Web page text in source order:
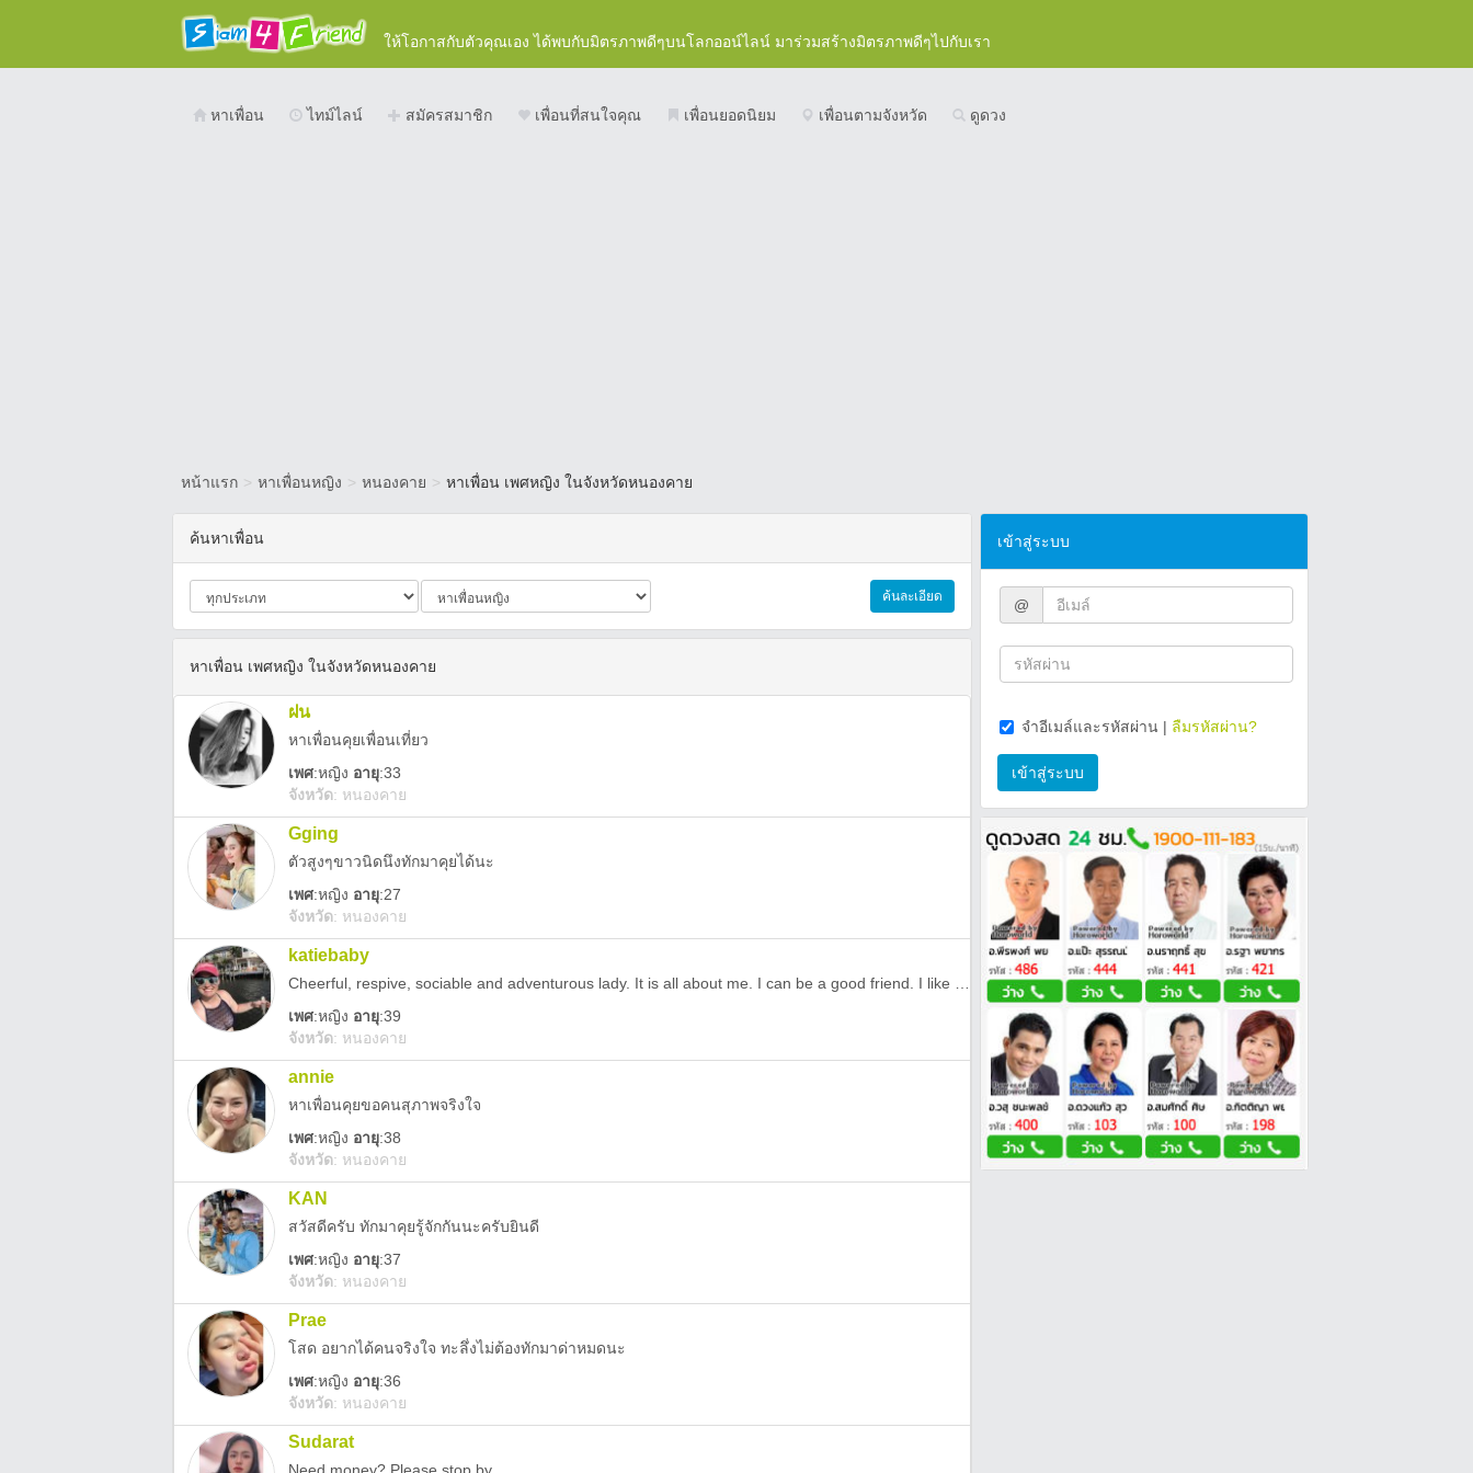
ให้โอกาสกับตัวคุณเอง ได้พบกับมิตรภาพดีๆบนโลกออน์ไลน์ มาร่วมสร้างมิตรภาพดีๆไปกับเรา
หาเพื่อน ไทม์ไลน์ สมัครสมาชิก เพื่อนที่สนใจคุณ เพื่อนยอดนิยม เพื่อนตามจังหวัด ดูดวง
หน้าแรก > หาเพื่อนหญิง > หนองคาย > หาเพื่อน เพศหญิง ในจังหวัดหนองคาย
ค้นหาเพื่อน
ค้นละเอียด
หาเพื่อน เพศหญิง ในจังหวัดหนองคาย
ฝน
หาเพื่อนคุยเพื่อนเที่ยว
เพศ:หญิง อายุ:33
จังหวัด: หนองคาย
Gging
ตัวสูงๆขาวนิดนึงทักมาคุยได้นะ
เพศ:หญิง อายุ:27
จังหวัด: หนองคาย
katiebaby
เพศ:หญิง อายุ:39
จังหวัด: หนองคาย
annie
หาเพื่อนคุยขอคนสุภาพจริงใจ
เพศ:หญิง อายุ:38
จังหวัด: หนองคาย
KAN
สวัสดีครับ ทักมาคุยรู้จักกันนะครับยินดี
เพศ:หญิง อายุ:37
จังหวัด: หนองคาย
Prae
โสด อยากได้คนจริงใจ ทะลึ่งไม่ต้องทักมาด่าหมดนะ
เพศ:หญิง อายุ:36
จังหวัด: หนองคาย
Sudarat
เข้าสู่ระบบ
@
จำอีเมล์และรหัสผ่าน | ลืมรหัสผ่าน?
เข้าสู่ระบบ